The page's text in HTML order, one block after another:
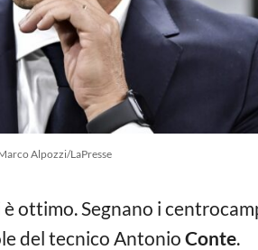
Alpozzi/LaPresse
ottimo. Segnano i
del tecnico Antonio Conte.